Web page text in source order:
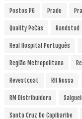
Postos PG Prado
Quality PeCas Randstad
Real Hospital Português
Região Metropolitana
Revestcoat RH Nossa
RM Distribuidora
Santa Cruz Do Capibaribe